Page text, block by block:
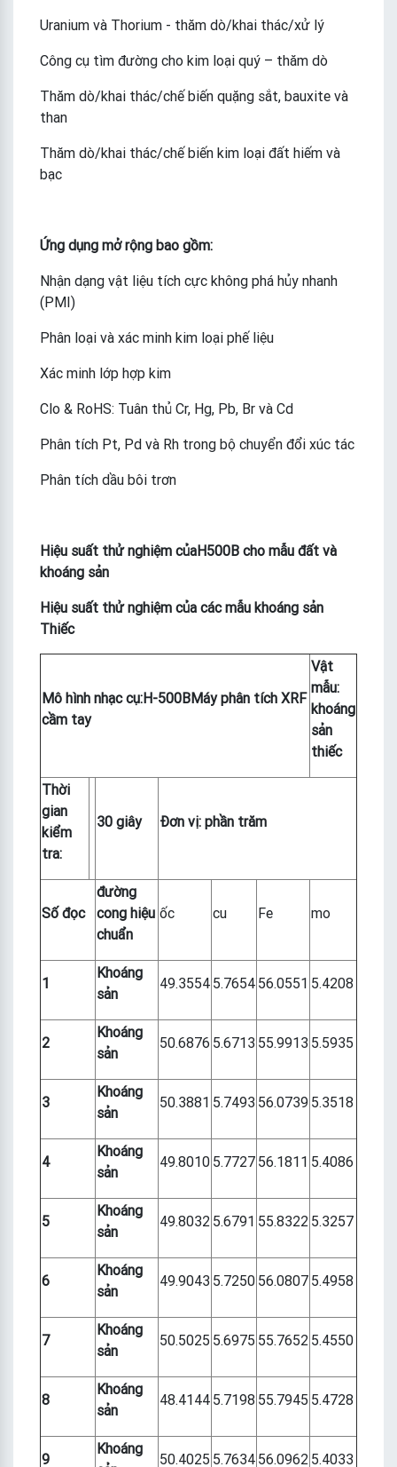
Uranium và Thorium - thăm dò/khai thác/xử lý
Công cụ tìm đường cho kim loại quý – thăm dò
Thăm dò/khai thác/chế biến quặng sắt, bauxite và
than
Thăm dò/khai thác/chế biến kim loại đất hiếm và
bạc
Ứng dụng mở rộng bao gồm:
Nhận dạng vật liệu tích cực không phá hủy nhanh
(PMI)
Phân loại và xác minh kim loại phế liệu
Xác minh lớp hợp kim
Clo & RoHS: Tuân thủ Cr, Hg, Pb, Br và Cd
Phân tích Pt, Pd và Rh trong bộ chuyển đổi xúc tác
Phân tích dầu bôi trơn
Hiệu suất thử nghiệm củaH500B cho mẫu đất và
khoáng sản
Hiệu suất thử nghiệm của các mẫu khoáng sản
Thiếc
Mô hình nhạc cụ:H-500BMáy phân tích XRF
cầm tay
Vật
mẫu:
khoáng
sản
thiếc
Thời
gian
kiểm
tra:
30 giây Đơn vị: phần trăm
Số đọc
đường
cong hiệu
chuẩn
ốc cu Fe mo
1
Khoáng
sản
49.3554 5.7654 56.0551 5.4208
2
Khoáng
sản
50.6876 5.6713 55.9913 5.5935
3
Khoáng
sản
50.3881 5.7493 56.0739 5.3518
4
Khoáng
sản
49.8010 5.7727 56.1811 5.4086
5
Khoáng
sản
49.8032 5.6791 55.8322 5.3257
6
Khoáng
sản
49.9043 5.7250 56.0807 5.4958
7
Khoáng
sản
50.5025 5.6975 55.7652 5.4550
8
Khoáng
sản
48.4144 5.7198 55.7945 5.4728
9
Khoáng
50.4025 5.7634 56.0962 5.4033